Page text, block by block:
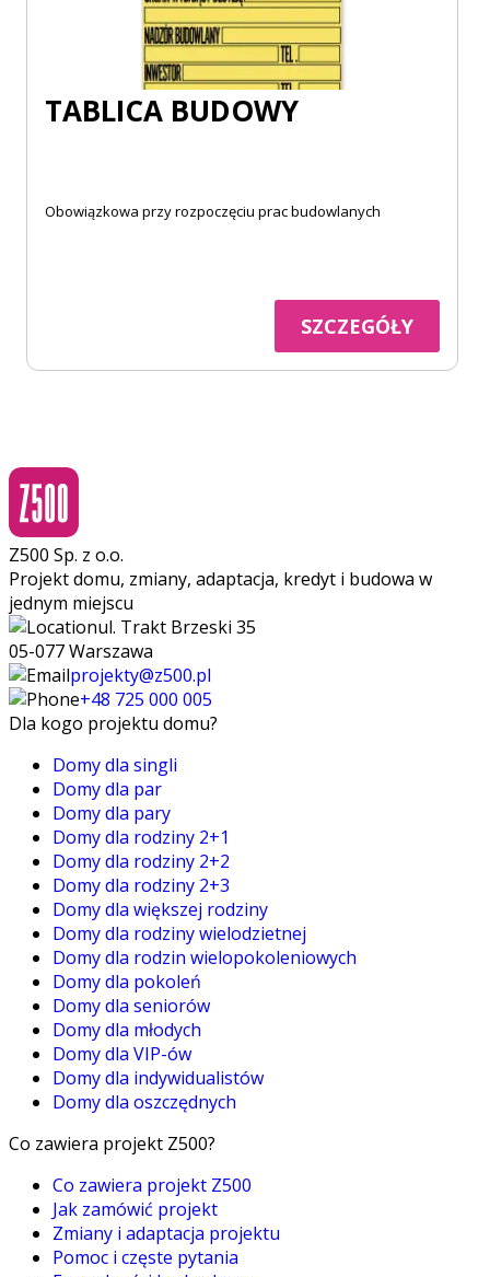
TABLICA BUDOWY
Obowiązkowa przy rozpoczęciu prac budowlanych
SZCZEGÓŁY
Z500 Sp. z o.o.
Projekt domu, zmiany, adaptacja, kredyt i budowa w
jednym miejscu
ul. Trakt Brzeski 35
05-077 Warszawa
projekty@z500.pl
+48 725 000 005
Dla kogo projektu domu?
Domy dla singli
Domy dla par
Domy dla pary
Domy dla rodziny 2+1
Domy dla rodziny 2+2
Domy dla rodziny 2+3
Domy dla większej rodziny
Domy dla rodziny wielodzietnej
Domy dla rodzin wielopokoleniowych
Domy dla pokoleń
Domy dla seniorów
Domy dla młodych
Domy dla VIP-ów
Domy dla indywidualistów
Domy dla oszczędnych
Co zawiera projekt Z500?
Co zawiera projekt Z500
Jak zamówić projekt
Zmiany i adaptacja projektu
Pomoc i częste pytania